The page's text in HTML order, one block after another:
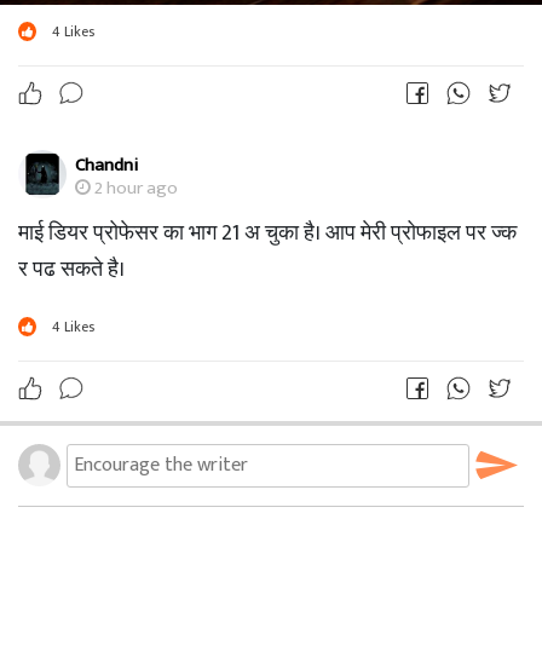
4Likes
Chandni
2 hour ago
माई डियर प्रोफेसर का भाग 21 अ चुका है। आप मेरी प्रोफाइल पर ज्क
र पढ सकते है।
4Likes